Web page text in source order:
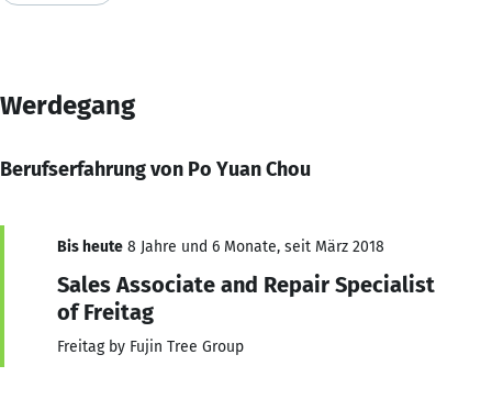
Werdegang
Berufserfahrung von Po Yuan Chou
Bis heute 8 Jahre und 6 Monate, seit März 2018
Sales Associate and Repair Specialist
of Freitag
Freitag by Fujin Tree Group